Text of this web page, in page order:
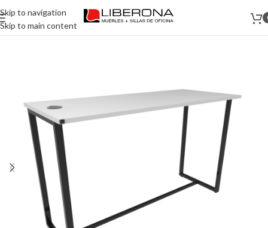
Skip to navigation
Skip to main content